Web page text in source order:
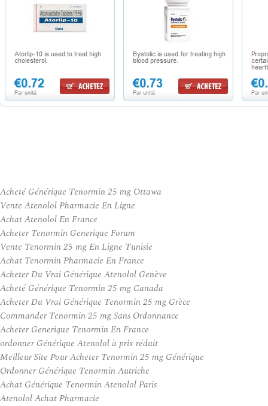
Acheté Générique Tenormin 25 mg Ottawa
Vente Atenolol Pharmacie En Ligne
Achat Atenolol En France
Acheter Tenormin Generique Forum
Vente Tenormin 25 mg En Ligne Tunisie
Achat Tenormin Pharmacie En France
Acheter Du Vrai Générique Atenolol Genève
Acheté Générique Tenormin 25 mg Canada
Acheter Du Vrai Générique Tenormin 25 mg Grèce
Commander Tenormin 25 mg Sans Ordonnance
Acheter Generique Tenormin En France
ordonner Générique Atenolol à prix réduit
Meilleur Site Pour Acheter Tenormin 25 mg Générique
Ordonner Générique Tenormin Autriche
Achat Générique Tenormin Atenolol Paris
Atenolol Achat Pharmacie